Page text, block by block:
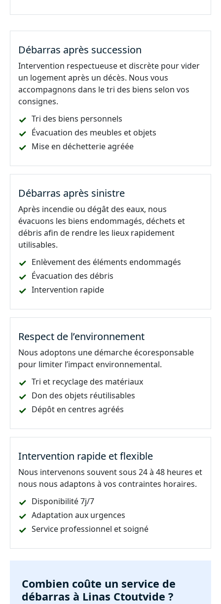
Débarras après succession
Intervention respectueuse et discrète pour vider
un logement après un décès. Nous vous
accompagnons dans le tri des biens selon vos
consignes.
Tri des biens personnels
Évacuation des meubles et objets
Mise en déchetterie agréée
Débarras après sinistre
Après incendie ou dégât des eaux, nous
évacuons les biens endommagés, déchets et
débris afin de rendre les lieux rapidement
utilisables.
Enlèvement des éléments endommagés
Évacuation des débris
Intervention rapide
Respect de l’environnement
Nous adoptons une démarche écoresponsable
pour limiter l’impact environnemental.
Tri et recyclage des matériaux
Don des objets réutilisables
Dépôt en centres agréés
Intervention rapide et flexible
Nous intervenons souvent sous 24 à 48 heures et
nous nous adaptons à vos contraintes horaires.
Disponibilité 7j/7
Adaptation aux urgences
Service professionnel et soigné
Combien coûte un service de
débarras à Linas Ctoutvide ?